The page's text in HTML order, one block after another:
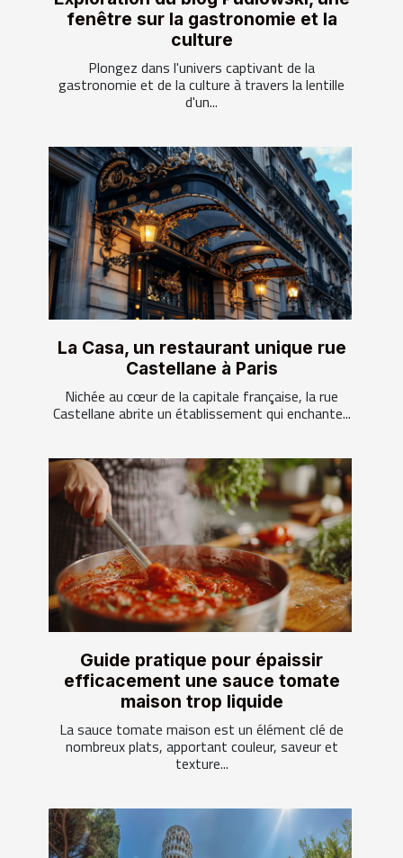
fenêtre sur la gastronomie et la
culture
Plongez dans l'univers captivant de la
gastronomie et de la culture à travers la lentille
d'un...
La Casa, un restaurant unique rue
Castellane à Paris
Nichée au cœur de la capitale française, la rue
Castellane abrite un établissement qui enchante...
Guide pratique pour épaissir
efficacement une sauce tomate
maison trop liquide
La sauce tomate maison est un élément clé de
nombreux plats, apportant couleur, saveur et
texture...